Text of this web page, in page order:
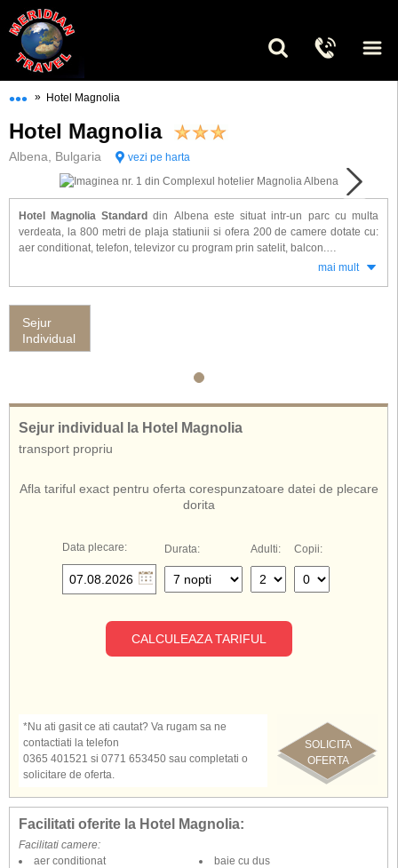
••• » Hotel Magnolia
Hotel Magnolia
Albena, Bulgaria vezi pe harta
Hotel Magnolia Standard din Albena este situat intr-un parc cu multa
verdeata, la 800 metri de plaja statiunii si ofera 200 de camere dotate cu:
aer conditionat, telefon, televizor cu program prin satelit, balcon.
joaca pt. copii si parcare.
Hotelul Magnolia ofera servicii cu All Inclusive
mai mult
Sejur
Individual
Sejur individual la Hotel Magnolia
transport propriu
Afla tariful exact pentru oferta corespunzatoare datei de plecare
dorita
Data plecare: Durata: Adulti: Copii:
CALCULEAZA TARIFUL
SOLICITA
OFERTA
*Nu ati gasit ce ati cautat? Va rugam sa ne
contactiati la telefon
0365 401521 si 0771 653450 sau completati o
solicitare de oferta.
Facilitati oferite la Hotel Magnolia:
Facilitati camere:
aer conditionat
baie cu dus